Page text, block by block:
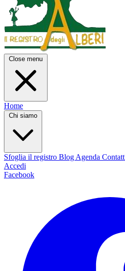
Close menu
Home
Chi siamo
Sfoglia il registro Blog Agenda
Accedi
Facebook